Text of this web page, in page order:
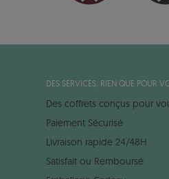
DES SERVICES, RIEN QUE POUR
Des coffrets conçus pour
Paiement Sécurisé
Livraison rapide 24/48H
Satisfait ou Remboursé